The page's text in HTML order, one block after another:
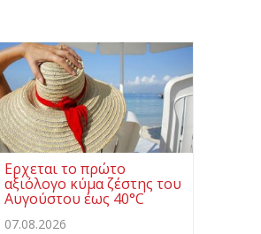
Ερχεται το πρώτο
αξιόλογο κύμα ζέστης του
Αυγούστου έως 40°C
07.08.2026